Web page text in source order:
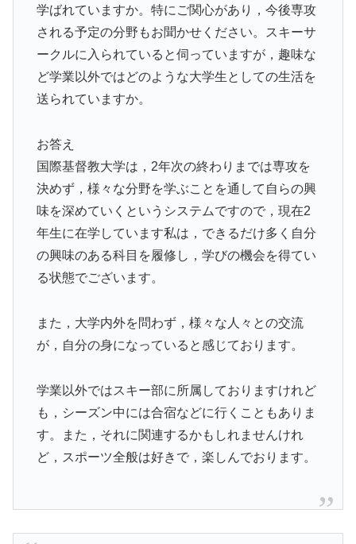
学ばれていますか。特にご関心があり，今後専攻
される予定の分野もお聞かせください。スキーサ
ークルに入られていると伺っていますが，趣味な
ど学業以外ではどのような大学生としての生活を
送られていますか。
お答え
国際基督教大学は，2年次の終わりまでは専攻を
決めず，様々な分野を学ぶことを通して自らの興
味を深めていくというシステムですので，現在2
年生に在学しています私は，できるだけ多く自分
の興味のある科目を履修し，学びの機会を得てい
る状態でございます。
また，大学内外を問わず，様々な人々との交流
が，自分の身になっていると感じております。
学業以外ではスキー部に所属しておりますけれど
も，シーズン中には合宿などに行くこともありま
す。また，それに関連するかもしれませんけれ
ど，スポーツ全般は好きで，楽しんでおります。